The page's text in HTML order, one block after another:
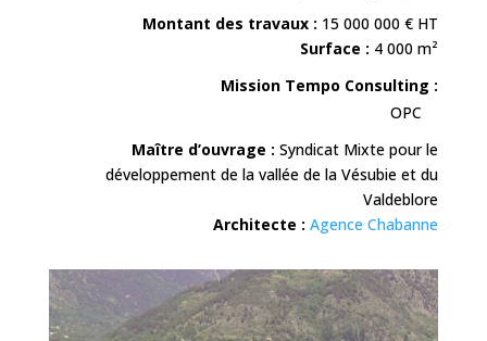
Montant des travaux : 15 000 000 € HT
Surface : 4 000 m²
Mission Tempo Consulting :
OPC
Maître d’ouvrage :Syndicat Mixte pour le
développement de la vallée de la Vésubie et du
Valdeblore
Architecte : Agence Chabanne